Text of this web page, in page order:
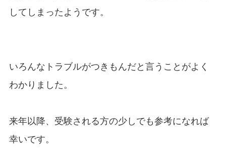
してしまったようです。
いろんなトラブルがつきもんだと言うことがよく
わかりました。
来年以降、受験される方の少しでも参考になれば
幸いです。